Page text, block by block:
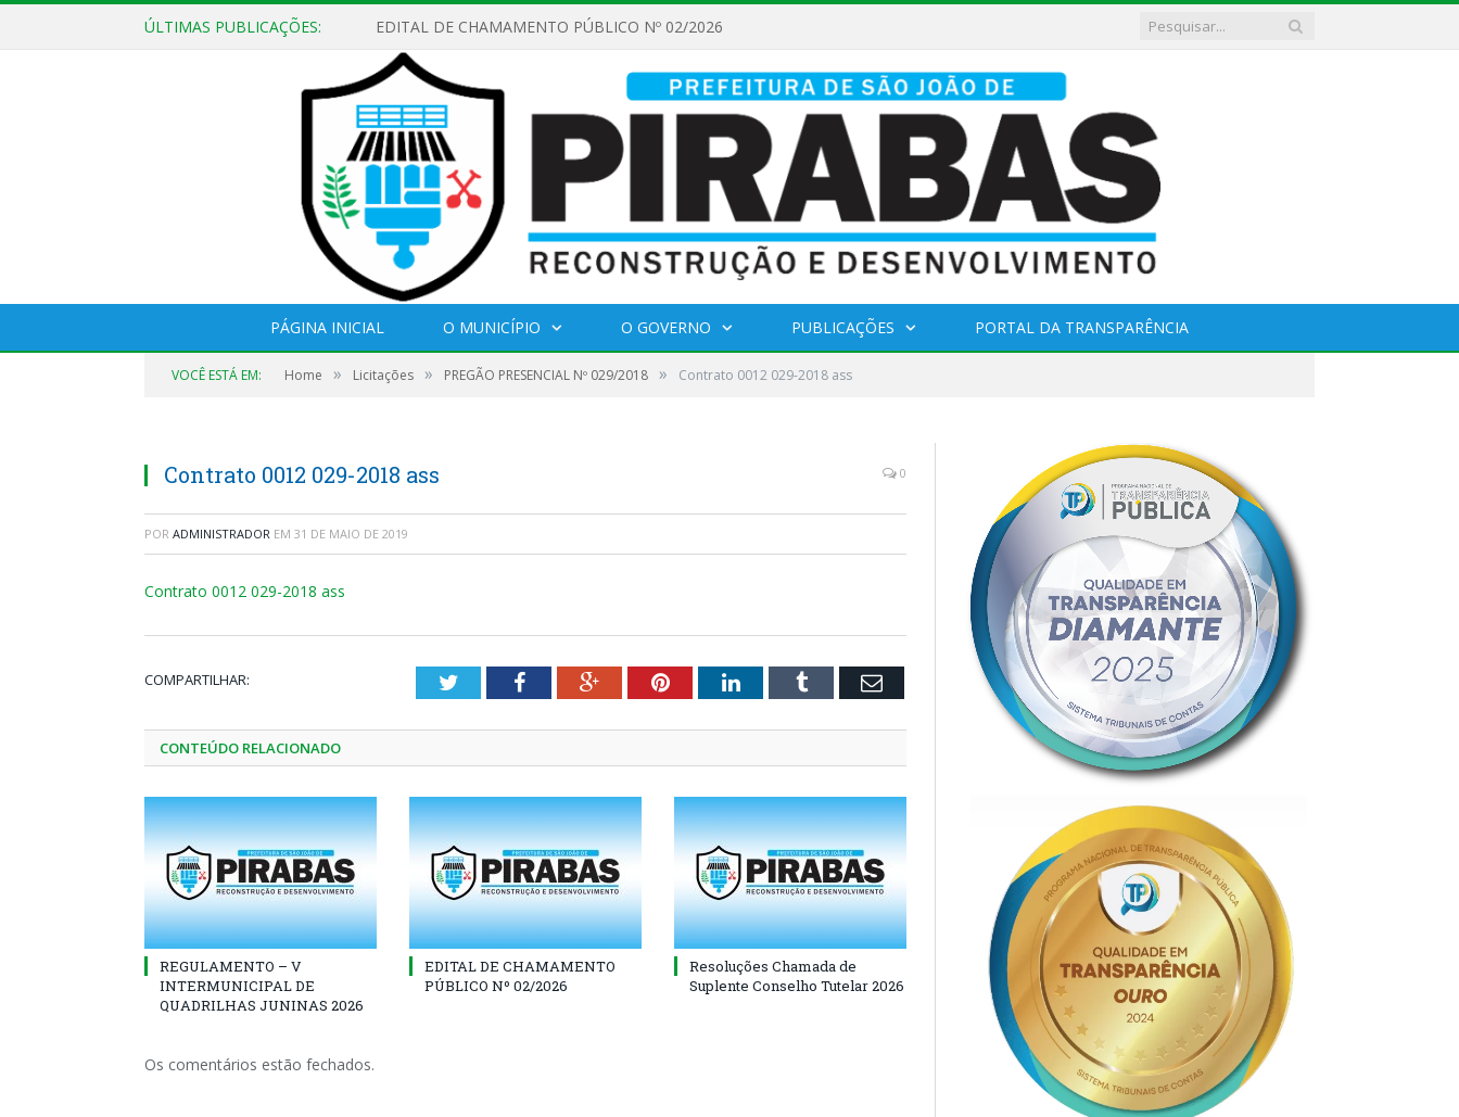
ÚLTIMAS PUBLICAÇÕES: EDITAL DE CHAMAMENTO PÚBLICO Nº 02/2026
PÁGINA INICIAL O MUNICÍPIO O GOVERNO PUBLICAÇÕES PORTAL DA TRANSPARÊNCIA
VOCÊ ESTÁ EM: Home » Licitações » PREGÃO PRESENCIAL Nº 029/2018 » Contrato 0012 029-2018 ass
Contrato 0012 029-2018 ass 0
POR ADMINISTRADOR EM 31 DE MAIO DE 2019
Contrato 0012 029-2018 ass
COMPARTILHAR: TwitterFacebookGoogle+PinterestLinkedInTumblr Email
CONTEÚDO RELACIONADO
REGULAMENTO – V
INTERMUNICIPAL DE
QUADRILHAS JUNINAS 2026
EDITAL DE CHAMAMENTO
PÚBLICO Nº 02/2026
Resoluções Chamada de
Suplente Conselho Tutelar 2026
Os comentários estão fechados.